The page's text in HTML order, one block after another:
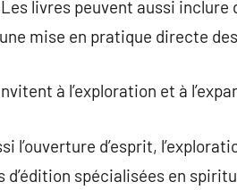
livres peuvent aussi
mise en pratique directe
à l’exploration et à
l’ouverture d’esprit,
spécialisées en